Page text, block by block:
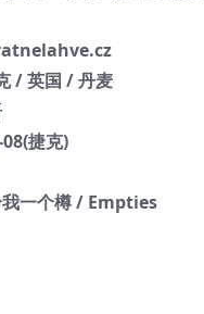
/ 英国 / 丹麦
捷克)
一个樽 / Empties